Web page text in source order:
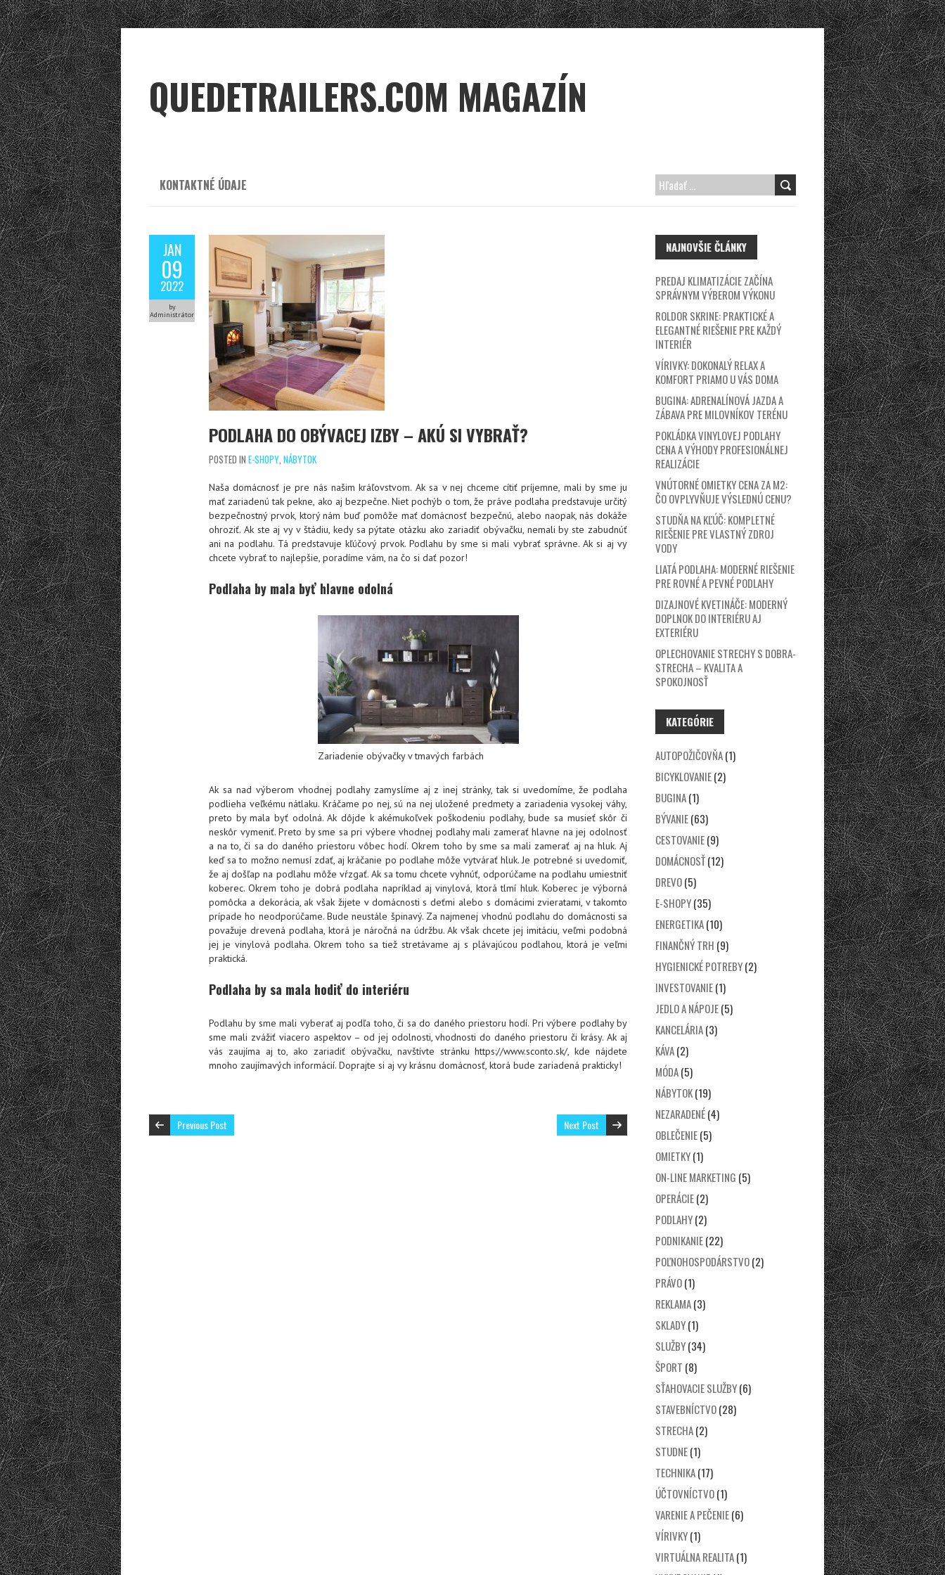
QUEDETRAILERS.COM MAGAZÍN
KONTAKTNÉ ÚDAJE
H
Ť
:
JAN
09
2022
by
Administrátor
PODLAHA DO OBÝVACEJ IZBY – AKÚ SI VYBRAŤ?
POSTED IN E-SHOPY, NÁBYTOK
Naša domácnosť je pre nás našim kráľovstvom. Ak sa v nej chceme cítiť príjemne, mali by sme ju
mať zariadenú tak pekne, ako aj bezpečne. Niet pochýb o tom, že práve podlaha predstavuje určitý
bezpečnostný prvok, ktorý nám buď pomôže mať domácnosť bezpečnú, alebo naopak, nás dokáže
ohroziť. Ak ste aj vy v štádiu, kedy sa pýtate otázku ako zariadiť obývačku, nemali by ste zabudnúť
ani na podlahu. Tá predstavuje kľúčový prvok. Podlahu by sme si mali vybrať správne. Ak si aj vy
chcete vybrať to najlepšie, poradíme vám, na čo si dať pozor!
Podlaha by mala byť hlavne odolná
Zariadenie obývačky v tmavých farbách
Ak sa nad výberom vhodnej podlahy zamyslíme aj z inej stránky, tak si uvedomíme, že podlaha
podlieha veľkému nátlaku. Kráčame po nej, sú na nej uložené predmety a zariadenia vysokej váhy,
preto by mala byť odolná. Ak dôjde k akémukoľvek poškodeniu podlahy, bude sa musieť skôr či
neskôr vymeniť. Preto by sme sa pri výbere vhodnej podlahy mali zamerať hlavne na jej odolnosť
a na to, či sa do daného priestoru vôbec hodí. Okrem toho by sme sa mali zamerať aj na hluk. Aj
keď sa to možno nemusí zdať, aj kráčanie po podlahe môže vytvárať hluk. Je potrebné si uvedomiť,
že aj došľap na podlahu môže vŕzgať. Ak sa tomu chcete vyhnúť, odporúčame na podlahu umiestniť
koberec. Okrem toho je dobrá podlaha napríklad aj vinylová, ktorá tlmí hluk. Koberec je výborná
pomôcka a dekorácia, ak však žijete v domácnosti s deťmi alebo s domácimi zvieratami, v takomto
prípade ho neodporúčame. Bude neustále špinavý. Za najmenej vhodnú podlahu do domácnosti sa
považuje drevená podlaha, ktorá je náročná na údržbu. Ak však chcete jej imitáciu, veľmi podobná
jej je vinylová podlaha. Okrem toho sa tiež stretávame aj s plávajúcou podlahou, ktorá je veľmi
praktická.
Podlaha by sa mala hodiť do interiéru
Podlahu by sme mali vyberať aj podľa toho, či sa do daného priestoru hodí. Pri výbere podlahy by
sme mali zvážiť viacero aspektov – od jej odolnosti, vhodnosti do daného priestoru či krásy. Ak aj
vás zaujíma aj to, ako zariadiť obývačku, navštívte stránku https://www.sconto.sk/, kde nájdete
mnoho zaujímavých informácií. Doprajte si aj vy krásnu domácnosť, ktorá bude zariadená prakticky!
Previous Post Next Post
NAJNOVŠIE ČLÁNKY
PREDAJ KLIMATIZÁCIE ZAČÍNA
SPRÁVNYM VÝBEROM VÝKONU
ROLDOR SKRINE: PRAKTICKÉ A
ELEGANTNÉ RIEŠENIE PRE KAŽDÝ
INTERIÉR
VÍRIVKY: DOKONALÝ RELAX A
KOMFORT PRIAMO U VÁS DOMA
BUGINA: ADRENALÍNOVÁ JAZDA A
ZÁBAVA PRE MILOVNÍKOV TERÉNU
POKLÁDKA VINYLOVEJ PODLAHY
CENA A VÝHODY PROFESIONÁLNEJ
REALIZÁCIE
VNÚTORNÉ OMIETKY CENA ZA M2:
ČO OVPLYVŇUJE VÝSLEDNÚ CENU?
STUDŇA NA KĽÚČ: KOMPLETNÉ
RIEŠENIE PRE VLASTNÝ ZDROJ
VODY
LIATÁ PODLAHA: MODERNÉ RIEŠENIE
PRE ROVNÉ A PEVNÉ PODLAHY
DIZAJNOVÉ KVETINÁČE: MODERNÝ
DOPLNOK DO INTERIÉRU AJ
EXTERIÉRU
OPLECHOVANIE STRECHY S DOBRA-
STRECHA – KVALITA A
SPOKOJNOSŤ
KATEGÓRIE
AUTOPOŽIČOVŇA(1)
BICYKLOVANIE(2)
BUGINA(1)
BÝVANIE(63)
CESTOVANIE(9)
DOMÁCNOSŤ(12)
DREVO(5)
E-SHOPY(35)
ENERGETIKA(10)
FINANČNÝ TRH (9)
HYGIENICKÉ POTREBY(2)
INVESTOVANIE(1)
JEDLO A NÁPOJE(5)
KANCELÁRIA(3)
KÁVA(2)
MÓDA(5)
NÁBYTOK(19)
NEZARADENÉ(4)
OBLEČENIE(5)
OMIETKY(1)
ON-LINE MARKETING (5)
OPERÁCIE(2)
PODLAHY(2)
PODNIKANIE(22)
POĽNOHOSPODÁRSTVO(2)
PRÁVO(1)
REKLAMA(3)
SKLADY(1)
SLUŽBY(34)
ŠPORT (8)
SŤAHOVACIE SLUŽBY(6)
STAVEBNÍCTVO(28)
STRECHA(2)
STUDNE(1)
TECHNIKA(17)
ÚČTOVNÍCTVO(1)
VARENIE A PEČENIE(6)
VÍRIVKY(1)
VIRTUÁLNA REALITA(1)